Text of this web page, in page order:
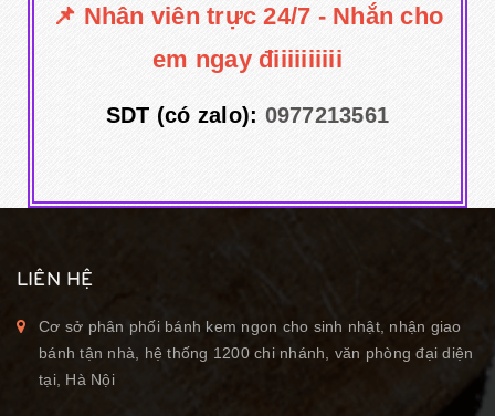
📌 Nhân viên trực 24/7 - Nhắn cho
em ngay điiiiiiiiii
SDT (có zalo): 0977213561
LIÊN HỆ
Cơ sở phân phối bánh kem ngon cho sinh nhật, nhận giao
bánh tận nhà, hệ thống 1200 chi nhánh, văn phòng đại diện
tại, Hà Nội